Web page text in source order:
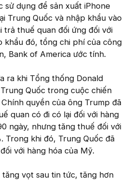
sử dụng để sản xuất iPhone
Trung Quốc và nhập khẩu vào
trả thuế quan đối ứng đối với
khẩu đó, tổng chi phí của công
Bank of America ước tính.
ra khi Tổng thống Donald
Quốc trong cuộc chiến
quyền của ông Trump đã
quan có đi có lại đối với hàng
ngày, nhưng tăng thuế đối với
Trong khi đó, Trung Quốc đã
với hàng hóa của Mỹ.
vọt sau tin tức, tăng hơn